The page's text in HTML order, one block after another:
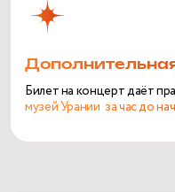
Билет на концерт даёт
музей Урании за час до